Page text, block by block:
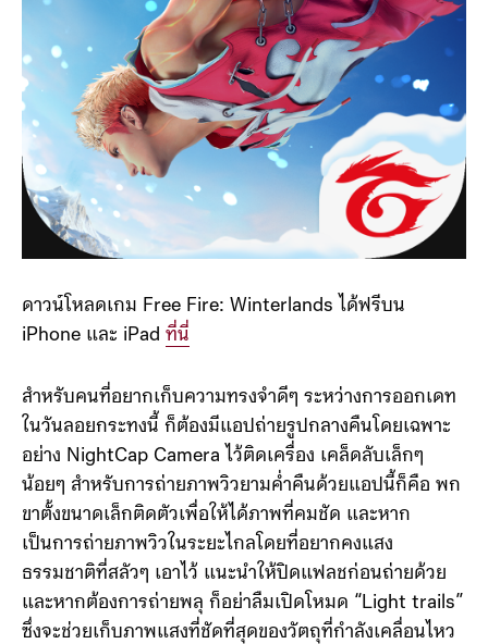
ดาวน์โหลดเกม Free Fire: Winterlands ได้ฟรีบน
iPhone และ iPad ที่นี่
สำหรับคนที่อยากเก็บความทรงจำดีๆ ระหว่างการออกเดท
ในวันลอยกระทงนี้ ก็ต้องมีแอปถ่ายรูปกลางคืนโดยเฉพาะ
อย่าง NightCap Camera ไว้ติดเครื่อง เคล็ดลับเล็กๆ
น้อยๆ สำหรับการถ่ายภาพวิวยามค่ำคืนด้วยแอปนี้ก็คือ พก
ขาตั้งขนาดเล็กติดตัวเพื่อให้ได้ภาพที่คมชัด และหาก
เป็นการถ่ายภาพวิวในระยะไกลโดยที่อยากคงแสง
ธรรมชาติที่สลัวๆ เอาไว้ แนะนำให้ปิดแฟลชก่อนถ่ายด้วย
และหากต้องการถ่ายพลุ ก็อย่าลืมเปิดโหมด “Light trails”
ซึ่งจะช่วยเก็บภาพแสงที่ชัดที่สุดของวัตถุที่กำลังเคลื่อนไหว